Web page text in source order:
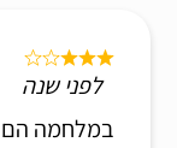
לפני שנה
במלחמה הם